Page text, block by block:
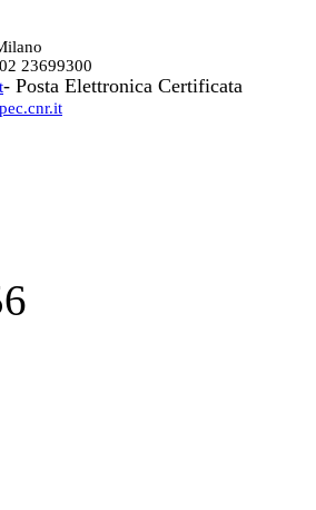
23699300
- Posta Elettronica Certificata